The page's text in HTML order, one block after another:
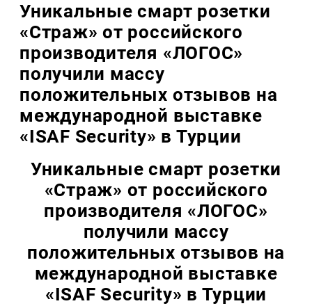
Уникальные смарт розетки
«Страж» от российского
производителя «ЛОГОС»
получили массу
положительных отзывов на
международной выставке
«ISAF Security» в Турции
Уникальные смарт розетки
«Страж» от российского
производителя «ЛОГОС»
получили массу
положительных отзывов на
международной выставке
«ISAF Security» в Турции